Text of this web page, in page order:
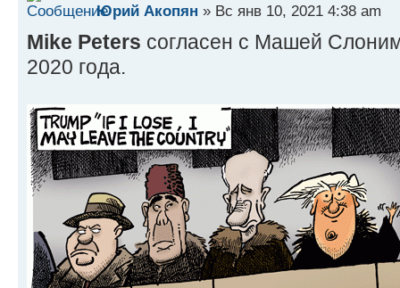
Юрий Акопян » Вс янв 10, 2021 4:38 am
Mike Peters согласен с Машей
2020 года.